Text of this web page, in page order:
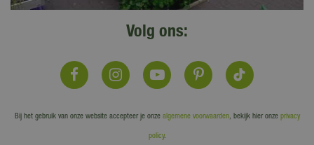
Volg ons:
Bij het gebruik van onze website accepteer je onze algemene voorwaarden, bekijk hier onze privacy
policy.